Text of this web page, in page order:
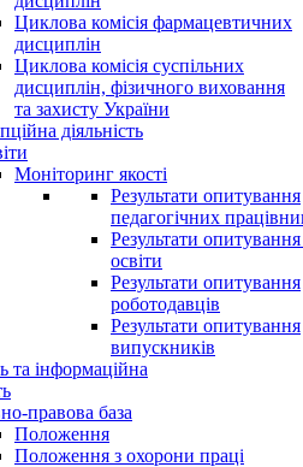
Циклова комісія фармацевтичних
дисциплін
Циклова комісія суспільних
дисциплін, фізичного виховання
та захисту України
діяльність
Моніторинг якості
Результати опитування
педагогічних
Результати опитування
освіти
Результати опитування
роботодавців
Результати опитування
випускників
та інформаційна
правова база
Положення
Положення з охорони праці